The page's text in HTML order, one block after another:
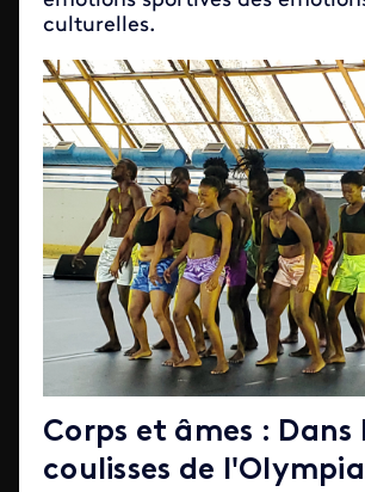
culturelles.
Corps et âmes : Dans
coulisses de